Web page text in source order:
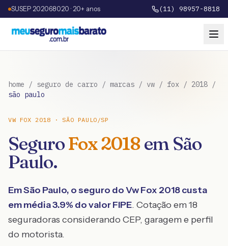
SUSEP 202068020 · 20+ anos (11) 98957-8818
home / seguro de carro / marcas / vw / fox / 2018 /
são paulo
VW FOX 2018 ·SÃO PAULO /SP
SeguroFox2018emSão
Paulo.
EmSão Paulo, o seguro doVwFox 2018custa
em média3.9% do valor FIPE. Cotação em 18
seguradoras considerando CEP, garagem e perfil
do motorista.